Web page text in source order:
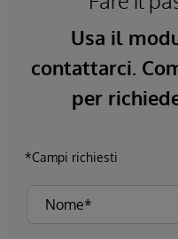
Usa il
contattarci.
per
*Campi richiesti